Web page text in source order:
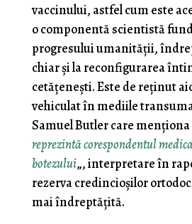
vaccinului, astfel cum este
o componentă scientistă
progresului umanităţii,
chiar şi la reconfigurarea
cetăţeneşti. Este de reţinut
vehiculat în mediile
Samuel Butler care menţiona
reprezintă corespondentul
botezului„, interpretare în
rezerva credincioşilor
mai îndreptăţită.